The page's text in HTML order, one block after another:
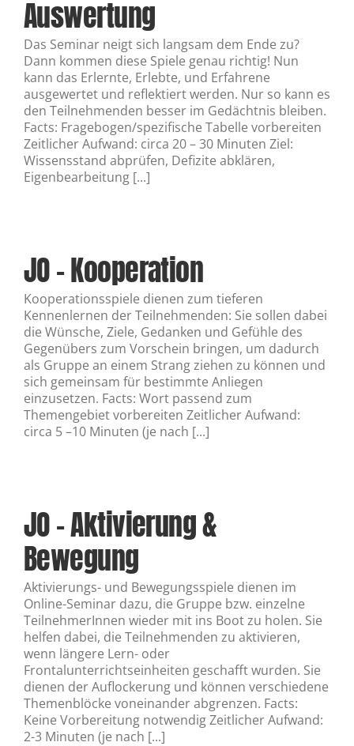
Auswertung
Das Seminar neigt sich langsam dem Ende zu?
Dann kommen diese Spiele genau richtig! Nun
kann das Erlernte, Erlebte, und Erfahrene
ausgewertet und reflektiert werden. Nur so kann es
den Teilnehmenden besser im Gedächtnis bleiben.
Facts: Fragebogen/spezifische Tabelle vorbereiten
Zeitlicher Aufwand: circa 20 – 30 Minuten Ziel:
Wissensstand abprüfen, Defizite abklären,
Eigenbearbeitung [...]
JO – Kooperation
Kooperationsspiele dienen zum tieferen
Kennenlernen der Teilnehmenden: Sie sollen dabei
die Wünsche, Ziele, Gedanken und Gefühle des
Gegenübers zum Vorschein bringen, um dadurch
als Gruppe an einem Strang ziehen zu können und
sich gemeinsam für bestimmte Anliegen
einzusetzen. Facts: Wort passend zum
Themengebiet vorbereiten Zeitlicher Aufwand:
circa 5 –10 Minuten (je nach [...]
JO – Aktivierung &
Bewegung
Aktivierungs- und Bewegungsspiele dienen im
Online-Seminar dazu, die Gruppe bzw. einzelne
TeilnehmerInnen wieder mit ins Boot zu holen. Sie
helfen dabei, die Teilnehmenden zu aktivieren,
wenn längere Lern- oder
Frontalunterrichtseinheiten geschafft wurden. Sie
dienen der Auflockerung und können verschiedene
Themenblöcke voneinander abgrenzen. Facts:
Keine Vorbereitung notwendig Zeitlicher Aufwand:
2-3 Minuten (je nach [...]